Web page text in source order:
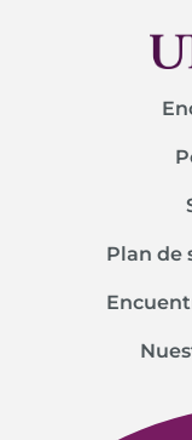
Plan de